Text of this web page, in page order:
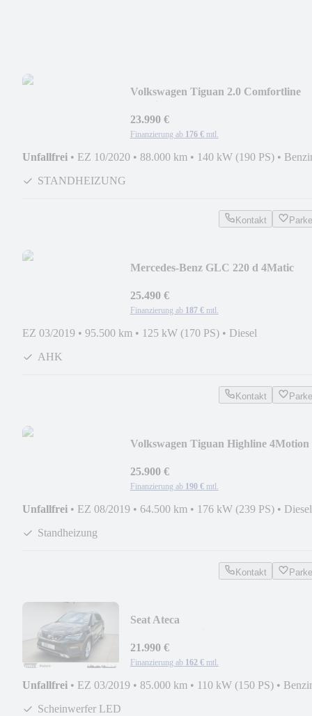
Volkswagen Tiguan 2.0 Comfortline
23.990 €
Finanzierung ab 176 € mtl.
Unfallfrei • EZ 10/2020 • 88.000 km • 140 kW (190 PS) •
STANDHEIZUNG
Kontakt
Mercedes-Benz GLC 220 d 4Matic
25.490 €
Finanzierung ab 187 € mtl.
EZ 03/2019 • 95.500 km • 125 kW (170 PS) • Diesel
AHK
Kontakt
Volkswagen Tiguan Highline 4Motion
25.900 €
Finanzierung ab 190 € mtl.
Unfallfrei • EZ 08/2019 • 64.500 km • 176 kW (239 PS) • Diesel
Standheizung
Kontakt
Seat Ateca
21.990 €
Finanzierung ab 162 € mtl.
Unfallfrei • EZ 03/2019 • 85.000 km • 110 kW (150 PS) •
Scheinwerfer LED